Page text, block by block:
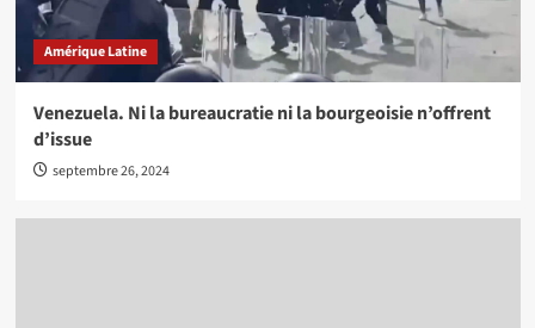
Amérique Latine
Venezuela. Ni la bureaucratie ni la bourgeoisie n’offrent
d’issue
septembre 26, 2024